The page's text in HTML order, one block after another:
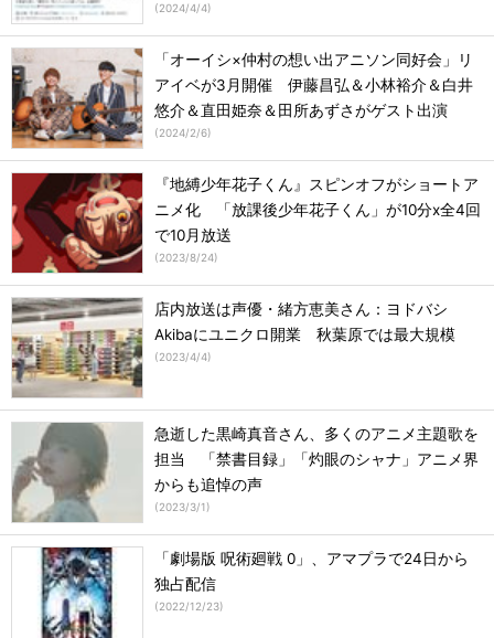
(2024/4/4)
「オーイシ×仲村の想い出アニソン同好会」リ
アイベが3月開催 伊藤昌弘＆小林裕介＆白井
悠介＆直田姫奈＆田所あずさがゲスト出演
(2024/2/6)
『地縛少年花子くん』スピンオフがショートア
ニメ化 「放課後少年花子くん」が10分x全4回
で10月放送
(2023/8/24)
店内放送は声優・緒方恵美さん：ヨドバシ
Akibaにユニクロ開業 秋葉原では最大規模
(2023/4/4)
急逝した黒崎真音さん、多くのアニメ主題歌を
担当 「禁書目録」「灼眼のシャナ」アニメ界
からも追悼の声
(2023/3/1)
「劇場版 呪術廻戦 0」、アマプラで24日から
独占配信
(2022/12/23)